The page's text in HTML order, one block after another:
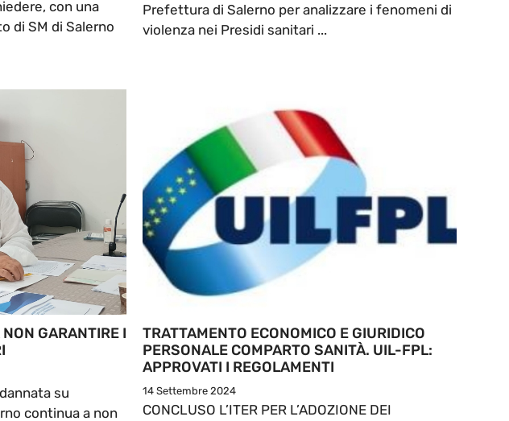
con una
di SM di Salerno
Prefettura di Salerno per analizzare i fenomeni di
violenza nei Presidi sanitari ...
GARANTIRE I
su
continua a non
TRATTAMENTO ECONOMICO E GIURIDICO
PERSONALE COMPARTO SANITÀ. UIL-FPL:
APPROVATI I REGOLAMENTI
14 Settembre 2024
CONCLUSO L’ITER PER L’ADOZIONE DEI